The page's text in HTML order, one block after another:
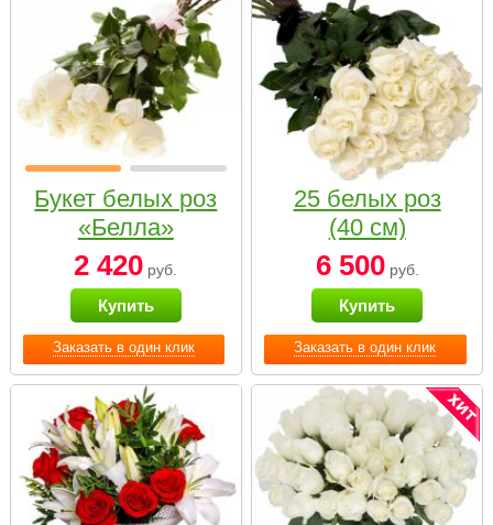
Заказать в один клик
Букет белых роз
«Белла»
2 420 руб.
Купить
Заказать в один клик
25 белых роз
(40 см)
6 500руб.
Купить